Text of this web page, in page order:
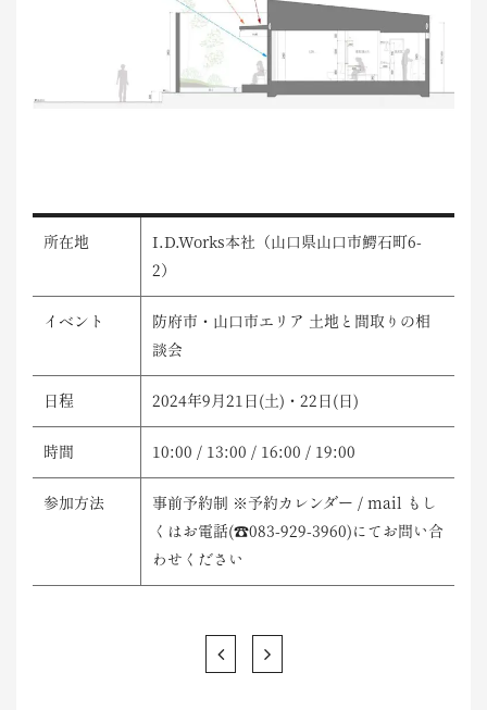
所在地
I.D.Works本社（山口県山口市鰐石町6-
2）
イベント
防府市・山口市エリア 土地と間取りの相
談会
日程 2024年9月21日(土)・22日(日)
時間 10:00 / 13:00 / 16:00 / 19:00
参加方法
事前予約制 ※予約カレンダー / mail もし
くはお電話(☎083-929-3960)にてお問い合
わせください